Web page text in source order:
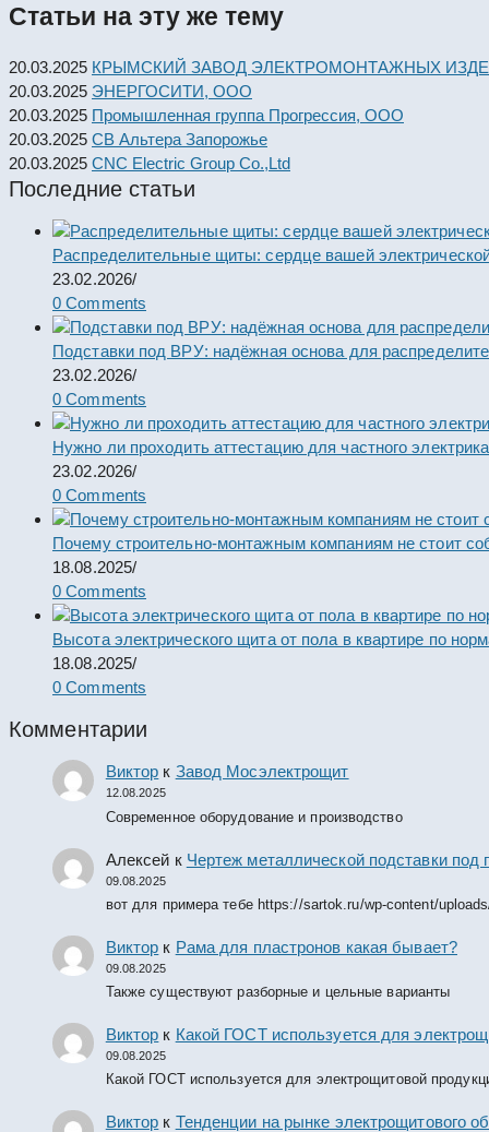
Статьи на эту же тему
20.03.2025 КРЫМСКИЙ ЗАВОД ЭЛЕКТРОМОНТАЖНЫХ
20.03.2025 ЭНЕРГОСИТИ, ООО
20.03.2025 Промышленная группа Прогрессия, ООО
20.03.2025 СВ Альтера Запорожье
20.03.2025 CNC Electric Group Co.,Ltd
Последние статьи
Распределительные щиты: сердце вашей
23.02.2026/
0 Comments
Подставки под ВРУ: надёжная основа для
23.02.2026/
0 Comments
Нужно ли проходить аттестацию для частного
23.02.2026/
0 Comments
Почему строительно-монтажным компаниям не стоит
18.08.2025/
0 Comments
Высота электрического щита от пола в квартире по
18.08.2025/
0 Comments
Комментарии
Виктор к Завод Мосэлектрощит
12.08.2025
Современное оборудование и производство
Алексей к Чертеж металлической подставки
09.08.2025
вот для примера тебе https://sartok.ru/wp-content/
Виктор к Рама для пластронов какая бывает?
09.08.2025
Также существуют разборные и цельные варианты
Виктор к Какой ГОСТ используется для
09.08.2025
Какой ГОСТ используется для электрощитовой
Виктор к Тенденции на рынке электрощитового